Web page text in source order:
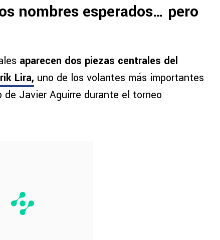
nombres esperados… pero
aparecen dos piezas centrales del
Lira, uno de los volantes más importantes
Javier Aguirre durante el torneo